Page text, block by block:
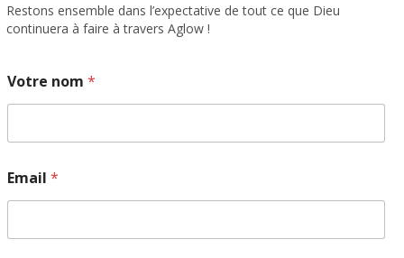
Restons ensemble dans l’expectative de tout ce que Dieu
continuera à faire à travers Aglow !
Votre nom *
Email *